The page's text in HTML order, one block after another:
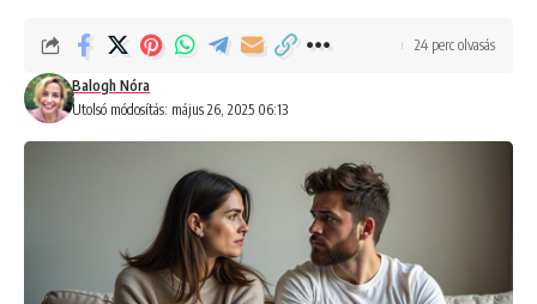
Utolsó módosítás: május 26, 2025 06:13
Balogh Nóra
24 perc olvasás